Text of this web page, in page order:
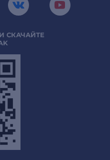
СКАЧАЙТЕ